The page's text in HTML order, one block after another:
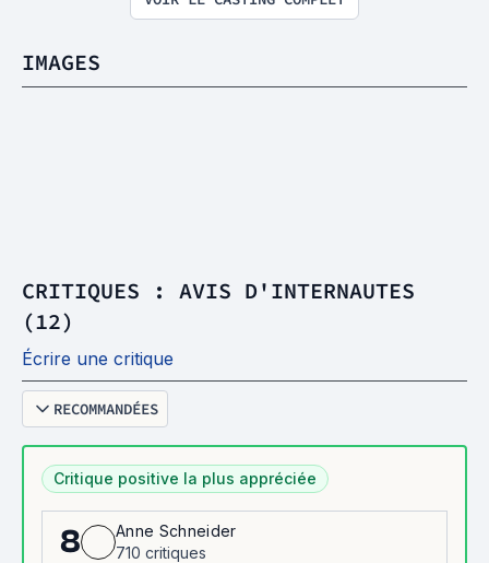
IMAGES
CRITIQUES : AVIS D'INTERNAUTES
(12)
Écrire une critique
RECOMMANDÉES
Critique positive la plus appréciée
8
Anne Schneider
710 critiques